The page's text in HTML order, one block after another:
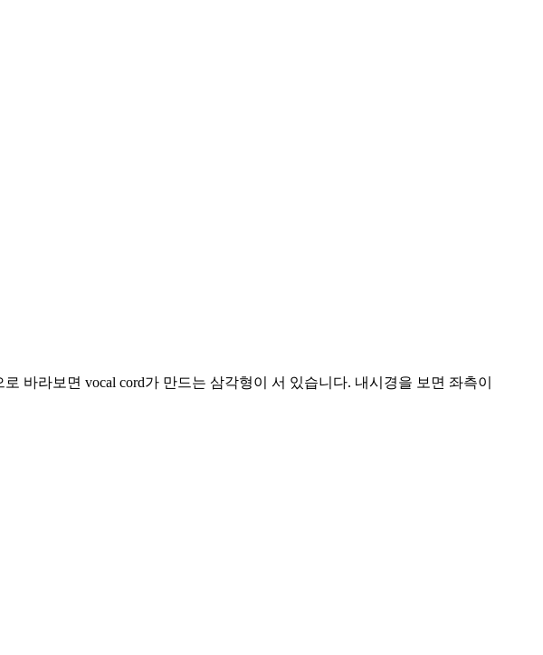
바라보면 vocal cord가 만드는 삼각형이 서 있습니다. 내시경을 보면 좌측이